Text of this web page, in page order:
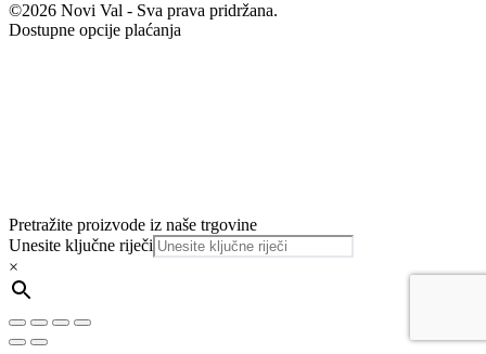
©2026 Novi Val - Sva prava pridržana.
Dostupne opcije plaćanja
Pretražite proizvode iz naše trgovine
Unesite ključne riječi
×